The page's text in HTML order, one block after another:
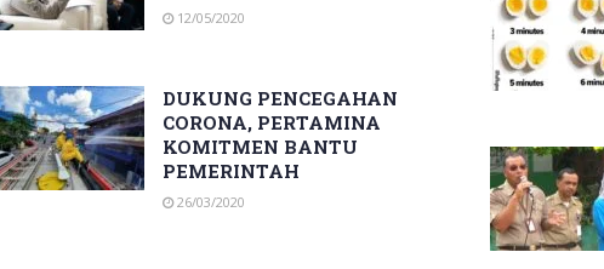
12/05/2020
DUKUNG PENCEGAHAN
CORONA, PERTAMINA
KOMITMEN BANTU
PEMERINTAH
26/03/2020